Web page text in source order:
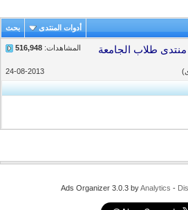
أدوات المنتدى بحث
المشاهدات:516,948
طلاب الجامعة
24-08-2013
Ads Organizer 3.0.3 byAnalytics -